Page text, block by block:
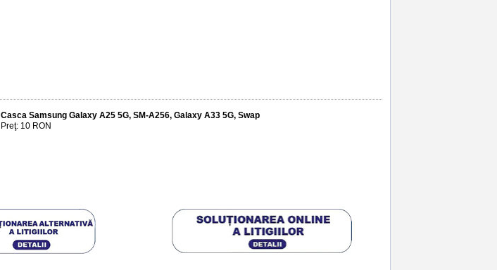
Casca Samsung Galaxy A25 5G, SM-A256, Galaxy A33 5G, Swap
Preţ: 10 RON